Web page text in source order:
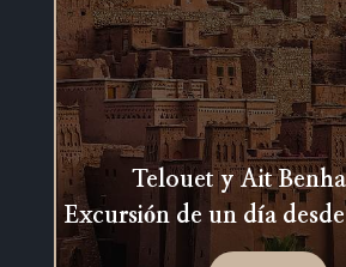
Telouet y Ait
Excursión de un día